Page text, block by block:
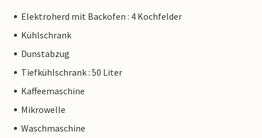
Elektroherd mit Backofen : 4 Kochfelder
Kühlschrank
Dunstabzug
Tiefkühlschrank : 50 Liter
Kaffeemaschine
Mikrowelle
Waschmaschine